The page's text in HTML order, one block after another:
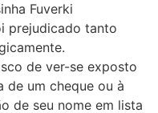
Fuverki
prejudicado tanto
de ver-se exposto
de um cheque ou à
de seu nome em lista